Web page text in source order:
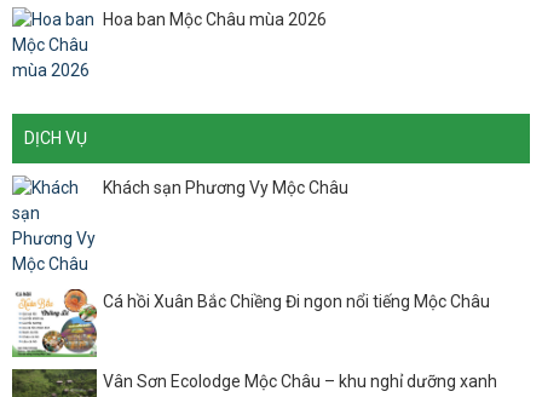
Hoa ban Mộc Châu mùa 2026
DỊCH VỤ
Khách sạn Phương Vy Mộc Châu
Cá hồi Xuân Bắc Chiềng Đi ngon nổi tiếng Mộc Châu
Vân Sơn Ecolodge Mộc Châu – khu nghỉ dưỡng xanh